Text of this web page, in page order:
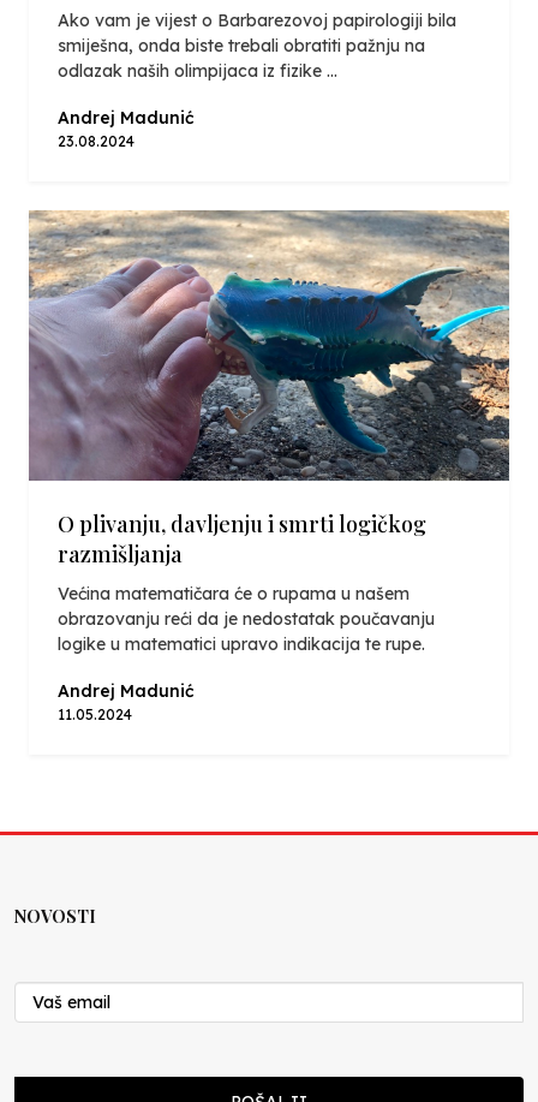
Ako vam je vijest o Barbarezovoj papirologiji bila
smiješna, onda biste trebali obratiti pažnju na
odlazak naših olimpijaca iz fizike ...
Andrej Madunić
23.08.2024
O plivanju, davljenju i smrti logičkog
razmišljanja
Većina matematičara će o rupama u našem
obrazovanju reći da je nedostatak poučavanju
logike u matematici upravo indikacija te rupe.
Andrej Madunić
11.05.2024
NOVOSTI